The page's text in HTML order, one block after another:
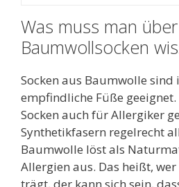
Was muss man über
Baumwollsocken
Socken aus Baumwolle
empfindliche Füße
Socken auch für Allergiker
Synthetikfasern regelrecht
Baumwolle löst als
Allergien aus. Das heißt,
trägt, der kann sich sein,